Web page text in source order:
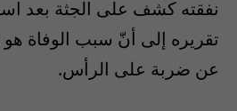
نفقته كشف على الجثة بعد
تقريره إلى أنّ سبب الوفاة
عن ضربة على الرأس.